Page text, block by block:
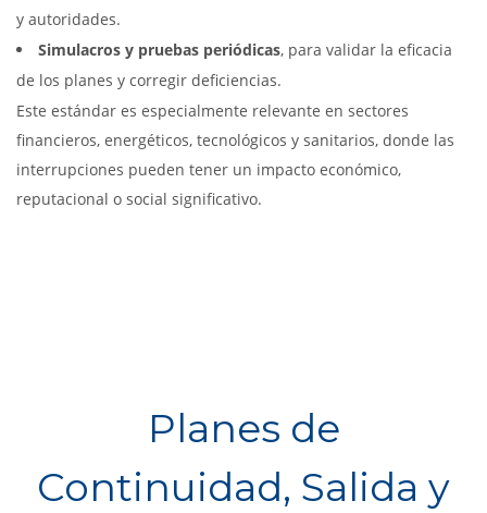
y autoridades.
Simulacros y pruebas periódicas, para validar la eficacia
de los planes y corregir deficiencias.
Este estándar es especialmente relevante en sectores
financieros, energéticos, tecnológicos y sanitarios, donde las
interrupciones pueden tener un impacto económico,
reputacional o social significativo.
Planes de
Continuidad, Salida y